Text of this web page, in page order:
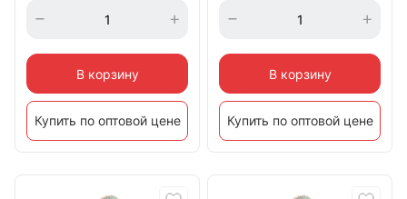
В корзину
Купить по оптовой цене
В корзину
Купить по оптовой цене